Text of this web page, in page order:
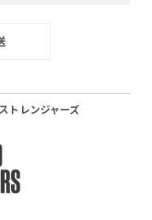
トレンジャーズ